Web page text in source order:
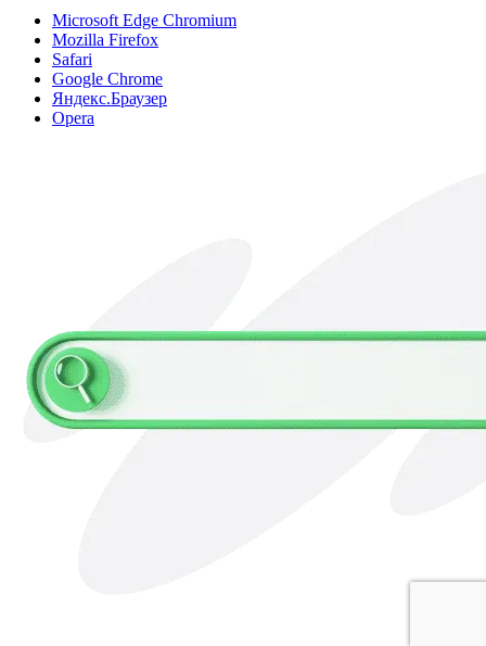
Microsoft Edge Chromium
Mozilla Firefox
Safari
Google Chrome
Яндекс.Браузер
Opera